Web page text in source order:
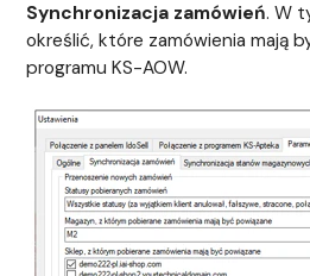
Synchronizacja zamówień. W
określić, które zamówienia mają
programu KS-AOW.